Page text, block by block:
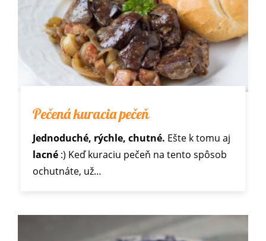
Pečená kuracia pečeň
Jednoduché, rýchle, chutné. Ešte k tomu aj
lacné :) Keď kuraciu pečeň na tento spôsob
ochutnáte, už…